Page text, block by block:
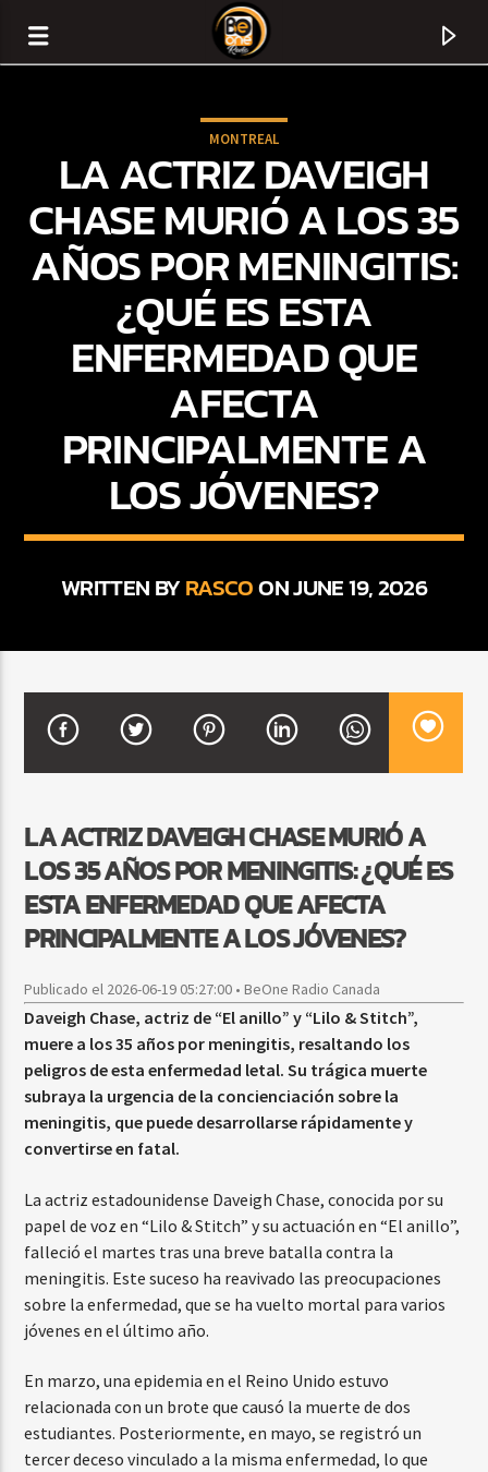
TITLE
ARTIST
CURRENT SHOW
MONTREAL
LA ACTRIZ DAVEIGH
CHASE MURIÓ A LOS 35
AÑOS POR MENINGITIS:
¿QUÉ ES ESTA
ENFERMEDAD QUE
AFECTA
PRINCIPALMENTE A
LOS JÓVENES?
WRITTEN BYRASCOON JUNE 19, 2026
LA ACTRIZ DAVEIGH CHASE MURIÓ A
LOS 35 AÑOS POR MENINGITIS: ¿QUÉ ES
ESTA ENFERMEDAD QUE AFECTA
PRINCIPALMENTE A LOS JÓVENES?
Publicado el 2026-06-19 05:27:00 • BeOne Radio Canada
Daveigh Chase, actriz de “El anillo” y “Lilo & Stitch”,
muere a los 35 años por meningitis, resaltando los
peligros de esta enfermedad letal. Su trágica muerte
subraya la urgencia de la concienciación sobre la
meningitis, que puede desarrollarse rápidamente y
convertirse en fatal.
La actriz estadounidense Daveigh Chase, conocida por su
papel de voz en “Lilo & Stitch” y su actuación en “El anillo”,
falleció el martes tras una breve batalla contra la
meningitis. Este suceso ha reavivado las preocupaciones
sobre la enfermedad, que se ha vuelto mortal para varios
jóvenes en el último año.
En marzo, una epidemia en el Reino Unido estuvo
relacionada con un brote que causó la muerte de dos
estudiantes. Posteriormente, en mayo, se registró un
tercer deceso vinculado a la misma enfermedad, lo que